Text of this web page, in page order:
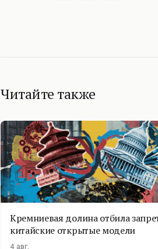
Читайте также
Кремниевая долина отбила
китайские открытые модели
4 авг.